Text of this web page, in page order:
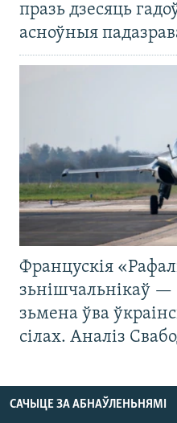
празь дзесяць
асноўныя
Францускія
зьнішчальнікаў —
зьмена ўва
сілах. Аналіз
САЧЫЦЕ ЗА АБНАЎЛЕНЬНЯМІ